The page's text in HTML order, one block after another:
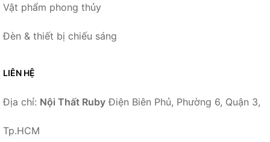
Vật phẩm phong thủy
Đèn & thiết bị chiếu sáng
LIÊN HỆ
Địa chỉ: Nội Thất Ruby Điện Biên Phủ, Phường 6, Quận 3,
Tp.HCM